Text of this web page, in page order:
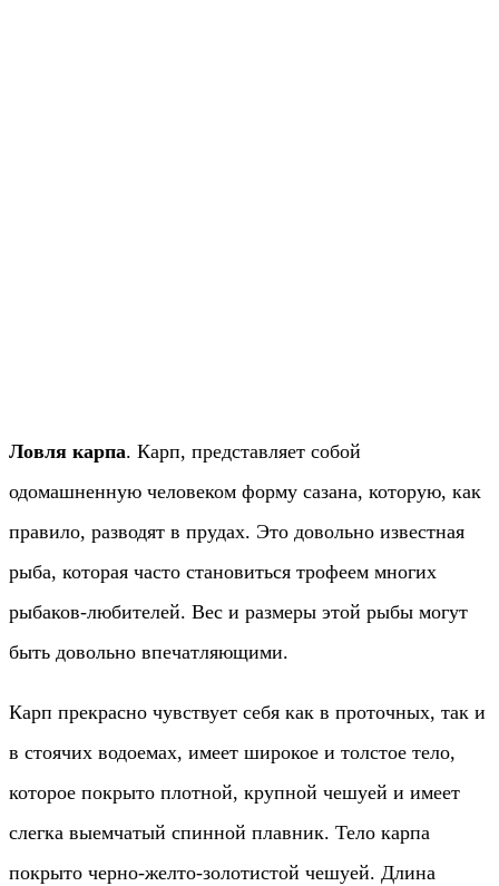
Ловля карпа. Карп, представляет собой
одомашненную человеком форму сазана, которую, как
правило, разводят в прудах. Это довольно известная
рыба, которая часто становиться трофеем многих
рыбаков-любителей. Вес и размеры этой рыбы могут
быть довольно впечатляющими.
Карп прекрасно чувствует себя как в проточных, так и
в стоячих водоемах, имеет широкое и толстое тело,
которое покрыто плотной, крупной чешуей и имеет
слегка выемчатый спинной плавник. Тело карпа
покрыто черно-желто-золотистой чешуей. Длина